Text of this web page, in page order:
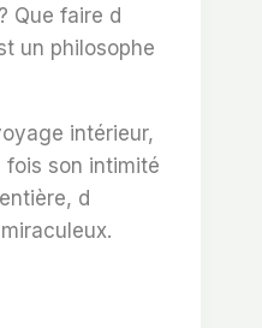
Que faire d
un philosophe
intérieur,
fois son intimité
d